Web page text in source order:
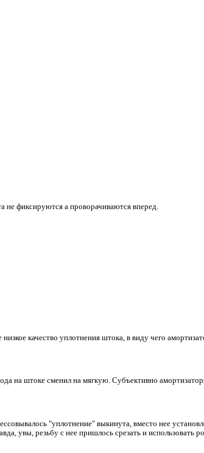
не фиксируются а проворачиваются вперед.
качество уплотнения штока, в виду чего
на штоке сменил на мягкую. Субъективно
"уплотнение" выкинута, вместо нее
увы, резьбу с нее пришлось срезать и использовать